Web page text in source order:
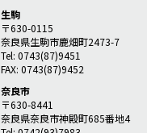
生駒
〒630-0115
奈良県生駒市鹿畑町2473-7
Tel: 0743(87)9451
FAX: 0743(87)9452
奈良市
〒630-8441
奈良県奈良市神殿町685番地4